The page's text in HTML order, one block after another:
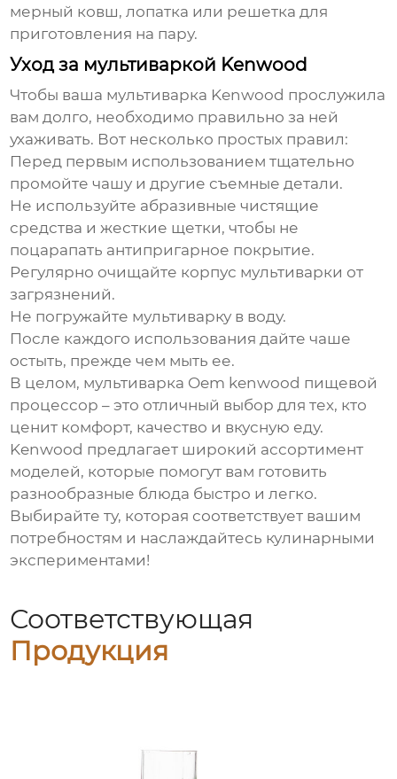
мерный ковш, лопатка или решетка для
приготовления на пару.
Уход за мультиваркой Kenwood
Чтобы ваша мультиварка Kenwood прослужила
вам долго, необходимо правильно за ней
ухаживать. Вот несколько простых правил:
Перед первым использованием тщательно
промойте чашу и другие съемные детали.
Не используйте абразивные чистящие
средства и жесткие щетки, чтобы не
поцарапать антипригарное покрытие.
Регулярно очищайте корпус мультиварки от
загрязнений.
Не погружайте мультиварку в воду.
После каждого использования дайте чаше
остыть, прежде чем мыть ее.
В целом, мультиварка Oem kenwood пищевой
процессор – это отличный выбор для тех, кто
ценит комфорт, качество и вкусную еду.
Kenwood предлагает широкий ассортимент
моделей, которые помогут вам готовить
разнообразные блюда быстро и легко.
Выбирайте ту, которая соответствует вашим
потребностям и наслаждайтесь кулинарными
экспериментами!
Соответствующая
Продукция